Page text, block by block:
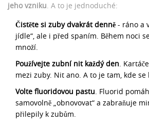
jeho vzniku. A to je jednoduché:
Čistěte si zuby dvakrát denně - ráno a
jídle“, ale i před spaním. Během noci
množí.
Používejte zubní nit každý den.
mezi zuby. Nit ano. A to je tam, kde se
Volte fluoridovou pastu. Fluorid
samovolně „obnovovat“ a zabraňuje
přilepily k zubům.